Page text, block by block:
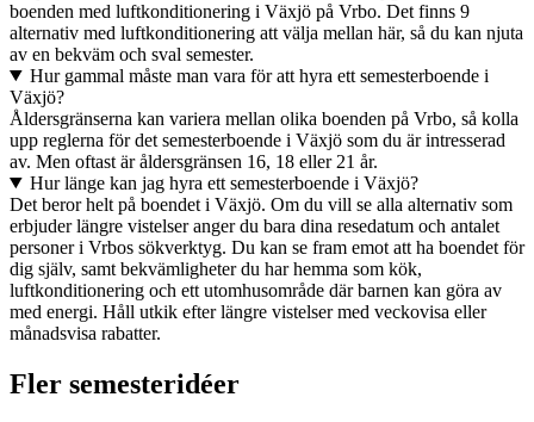
boenden med luftkonditionering i Växjö på Vrbo. Det finns 9
alternativ med luftkonditionering att välja mellan här, så du kan njuta
av en bekväm och sval semester.
Hur gammal måste man vara för att hyra ett semesterboende i
Växjö?
Åldersgränserna kan variera mellan olika boenden på Vrbo, så kolla
upp reglerna för det semesterboende i Växjö som du är intresserad
av. Men oftast är åldersgränsen 16, 18 eller 21 år.
Hur länge kan jag hyra ett semesterboende i Växjö?
Det beror helt på boendet i Växjö. Om du vill se alla alternativ som
erbjuder längre vistelser anger du bara dina resedatum och antalet
personer i Vrbos sökverktyg. Du kan se fram emot att ha boendet för
dig själv, samt bekvämligheter du har hemma som kök,
luftkonditionering och ett utomhusområde där barnen kan göra av
med energi. Håll utkik efter längre vistelser med veckovisa eller
månadsvisa rabatter.
Fler semesteridéer